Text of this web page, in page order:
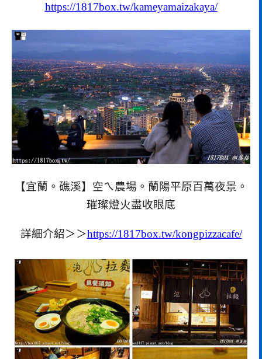
https://1817box.tw/kameyamaizakaya/
【宜蘭。礁溪】空ㄟ農場。蘭陽平原百萬夜景。
璀璨燈火盡收眼底
詳細介紹＞＞https://1817box.tw/kongpizzacafe/